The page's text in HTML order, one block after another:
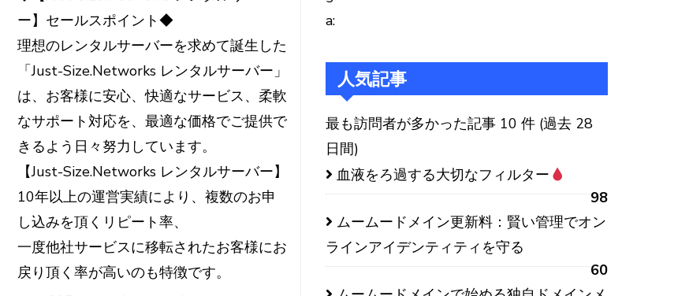
ー】セールスポイント◆
理想のレンタルサーバーを求めて誕生した
「Just-Size.Networks レンタルサーバー」
は、お客様に安心、快適なサービス、柔軟
なサポート対応を、最適な価格でご提供で
きるよう日々努力しています。
【Just-Size.Networks レンタルサーバー】
10年以上の運営実績により、複数のお申
し込みを頂くリピート率、
一度他社サービスに移転されたお客様にお
戻り頂く率が高いのも特徴です。
a:
人気記事
最も訪問者が多かった記事 10 件 (過去 28
日間)
血液をろ過する大切なフィルター
98
ムームードメイン更新料：賢い管理でオン
ラインアイデンティティを守る
60